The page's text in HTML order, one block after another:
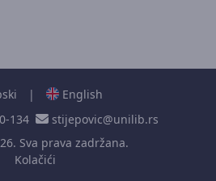
|
English
134
stijepovic@unilib.rs
Sva prava zadržana.
Kolačići